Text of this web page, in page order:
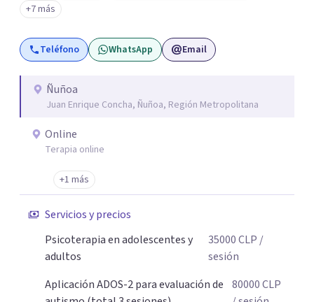
+7 más
Teléfono WhatsApp Email
Ñuñoa
Juan Enrique Concha, Ñuñoa, Región Metropolitana
Online
Terapia online
+1 más
Servicios y precios
Psicoterapia en adolescentes y
adultos
35000 CLP /
sesión
Aplicación ADOS-2 para evaluación de 80000CLP